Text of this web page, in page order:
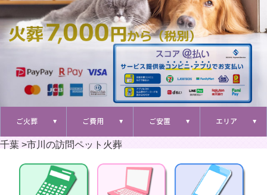
ご火葬 ご費用 ご安置 エリア
千葉 >市川の訪問ペット火葬